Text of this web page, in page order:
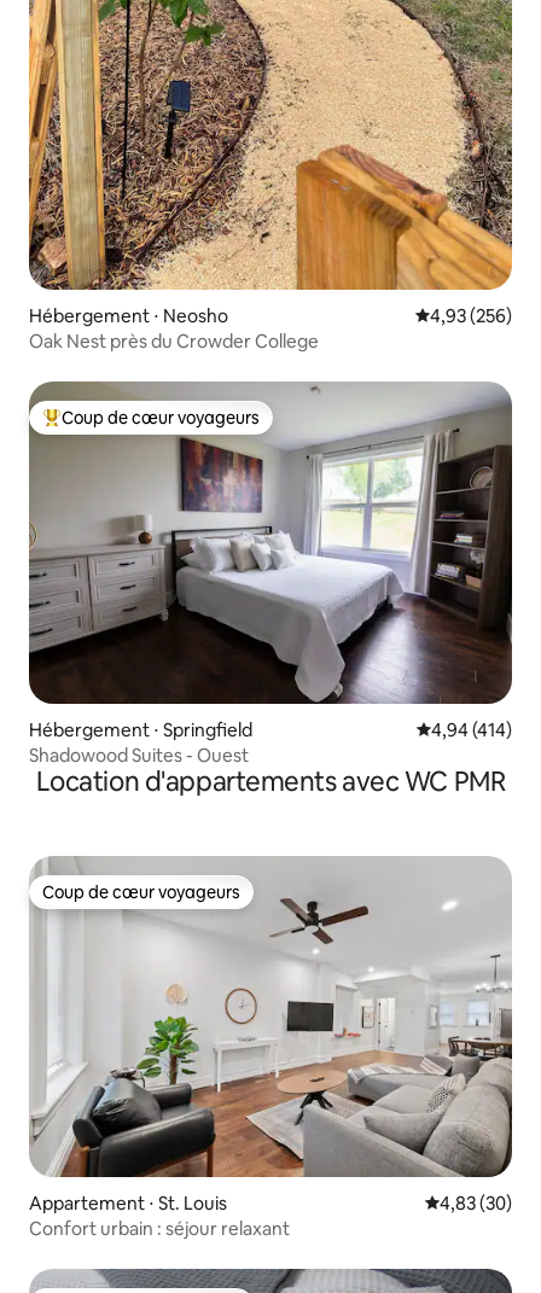
Hébergement ⋅ Neosho Évaluation
4,93 (256)
Oak Nest près du Crowder College
Coups de cœur voyageurs les plus appréciés
Coup de cœur voyageurs
Hébergement ⋅ Springfield Évaluation
4,94 (414)
Shadowood Suites - Ouest
Location d'appartements avec WC PMR
Coup de cœur voyageurs
Coup de cœur voyageurs
Appartement ⋅ St. Louis Évaluation
4,83 (30)
Confort urbain : séjour relaxant